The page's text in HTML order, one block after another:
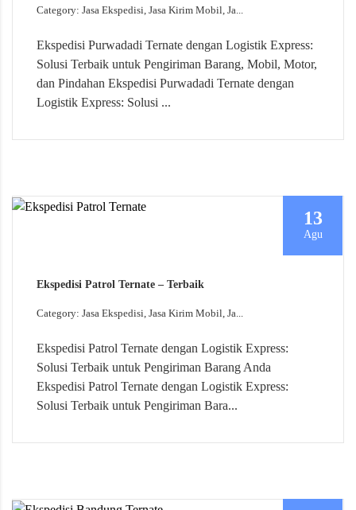
Category: Jasa Ekspedisi, Jasa Kirim Mobil, Ja...
Ekspedisi Purwadadi Ternate dengan Logistik Express:
Solusi Terbaik untuk Pengiriman Barang, Mobil, Motor,
dan Pindahan Ekspedisi Purwadadi Ternate dengan
Logistik Express: Solusi ...
13
Agu
Ekspedisi Patrol Ternate – Terbaik
Category: Jasa Ekspedisi, Jasa Kirim Mobil, Ja...
Ekspedisi Patrol Ternate dengan Logistik Express:
Solusi Terbaik untuk Pengiriman Barang Anda
Ekspedisi Patrol Ternate dengan Logistik Express:
Solusi Terbaik untuk Pengiriman Bara...